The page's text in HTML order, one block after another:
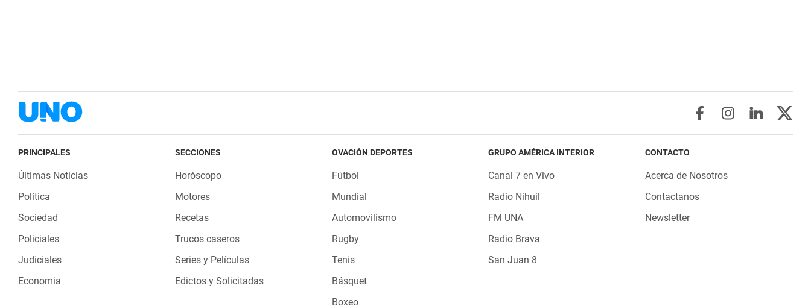
PRINCIPALES
Últimas Noticias
Política
Sociedad
Policiales
Judiciales
Economia
SECCIONES
Horóscopo
Motores
Recetas
Trucos caseros
Series y Películas
Edictos y Solicitadas
OVACIÓN DEPORTES
Fútbol
Mundial
Automovilismo
Rugby
Tenis
Básquet
Boxeo
GRUPO AMÉRICA INTERIOR
Canal 7 en Vivo
Radio Nihuil
FM UNA
Radio Brava
San Juan 8
CONTACTO
Acerca de Nosotros
Contactanos
Newsletter